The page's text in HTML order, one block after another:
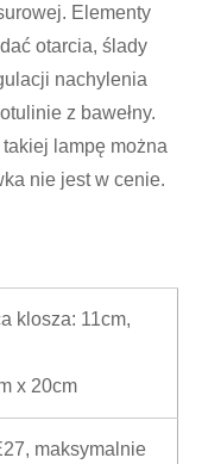
Elementy
otarcia, ślady
nachylenia
z bawełny.
lampę można
nie jest w cenie.
klosza: 11cm,
x 20cm
maksymalnie